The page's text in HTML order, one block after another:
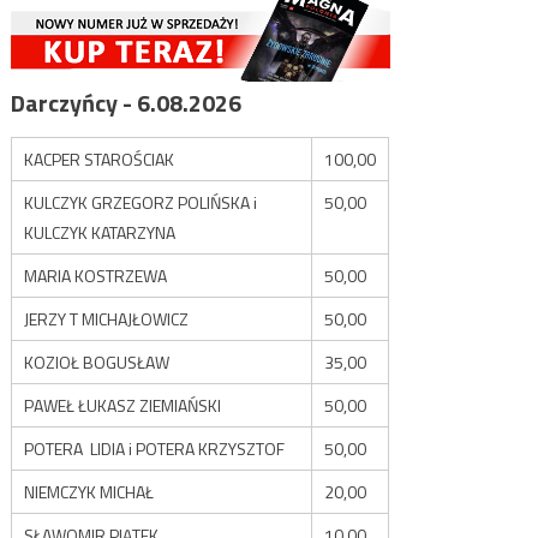
Darczyńcy - 6.08.2026
KACPER STAROŚCIAK
100,00
KULCZYK GRZEGORZ POLIŃSKA i
KULCZYK KATARZYNA
50,00
MARIA KOSTRZEWA
50,00
JERZY T MICHAJŁOWICZ
50,00
KOZIOŁ BOGUSŁAW
35,00
PAWEŁ ŁUKASZ ZIEMIAŃSKI
50,00
POTERA LIDIA i POTERA KRZYSZTOF
50,00
NIEMCZYK MICHAŁ
20,00